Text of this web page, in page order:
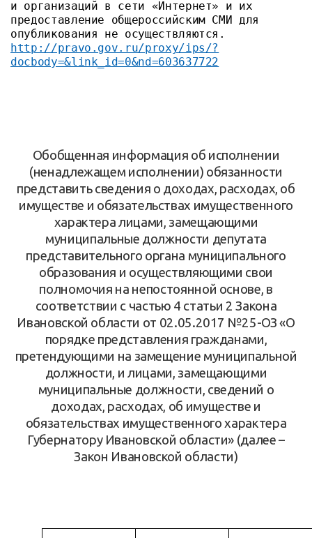
и организаций в сети «Интернет» и их
предоставление общероссийским СМИ для
опубликования не осуществляются.
http://pravo.gov.ru/proxy/ips/?
docbody=&link_id=0&nd=603637722
Обобщенная информация об исполнении
(ненадлежащем исполнении) обязанности
представить сведения о доходах, расходах, об
имуществе и обязательствах имущественного
характера лицами, замещающими
муниципальные должности депутата
представительного органа муниципального
образования и осуществляющими свои
полномочия на непостоянной основе, в
соответствии с частью 4 статьи 2 Закона
Ивановской области от 02.05.2017 №25-ОЗ «О
порядке представления гражданами,
претендующими на замещение муниципальной
должности, и лицами, замещающими
муниципальные должности, сведений о
доходах, расходах, об имуществе и
обязательствах имущественного характера
Губернатору Ивановской области» (далее –
Закон Ивановской области)